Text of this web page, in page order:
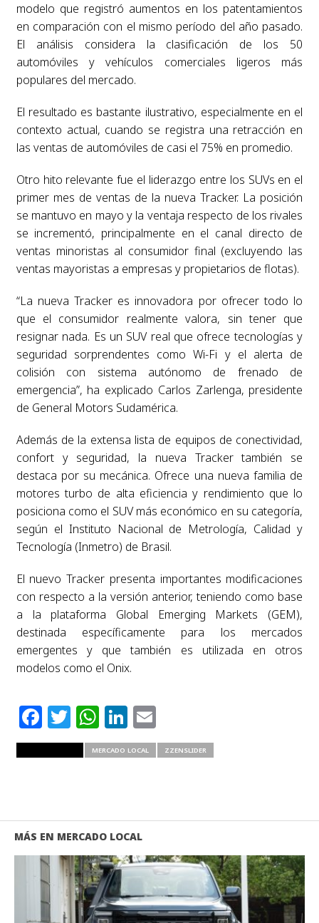
modelo que registró aumentos en los patentamientos
en comparación con el mismo período del año pasado.
El análisis considera la clasificación de los 50
automóviles y vehículos comerciales ligeros más
populares del mercado.
El resultado es bastante ilustrativo, especialmente en el
contexto actual, cuando se registra una retracción en
las ventas de automóviles de casi el 75% en promedio.
Otro hito relevante fue el liderazgo entre los SUVs en el
primer mes de ventas de la nueva Tracker. La posición
se mantuvo en mayo y la ventaja respecto de los rivales
se incrementó, principalmente en el canal directo de
ventas minoristas al consumidor final (excluyendo las
ventas mayoristas a empresas y propietarios de flotas).
“La nueva Tracker es innovadora por ofrecer todo lo
que el consumidor realmente valora, sin tener que
resignar nada. Es un SUV real que ofrece tecnologías y
seguridad sorprendentes como Wi-Fi y el alerta de
colisión con sistema autónomo de frenado de
emergencia”, ha explicado Carlos Zarlenga, presidente
de General Motors Sudamérica.
Además de la extensa lista de equipos de conectividad,
confort y seguridad, la nueva Tracker también se
destaca por su mecánica. Ofrece una nueva familia de
motores turbo de alta eficiencia y rendimiento que lo
posiciona como el SUV más económico en su categoría,
según el Instituto Nacional de Metrología, Calidad y
Tecnología (Inmetro) de Brasil.
El nuevo Tracker presenta importantes modificaciones
con respecto a la versión anterior, teniendo como base
a la plataforma Global Emerging Markets (GEM),
destinada específicamente para los mercados
emergentes y que también es utilizada en otros
modelos como el Onix.
Facebook
Twitter
WhatsApp
LinkedIn
Email
MERCADO LOCAL ZZENSLIDER
MÁS EN MERCADO LOCAL